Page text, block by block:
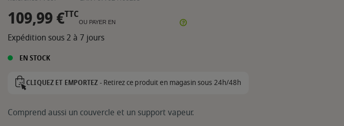
109,99 €TTC
OU PAYER EN
Expédition sous 2 à 7 jours
EN STOCK
CLIQUEZ ET EMPORTEZ -Retirez ce produit en magasin sous 24h/48h
Comprend aussi un couvercle et un support vapeur.